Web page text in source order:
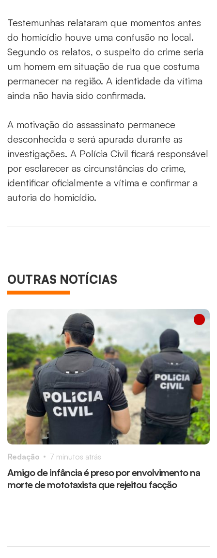
Testemunhas relataram que momentos antes
do homicídio houve uma confusão no local.
Segundo os relatos, o suspeito do crime seria
um homem em situação de rua que costuma
permanecer na região. A identidade da vítima
ainda não havia sido confirmada.
A motivação do assassinato permanece
desconhecida e será apurada durante as
investigações. A Polícia Civil ficará responsável
por esclarecer as circunstâncias do crime,
identificar oficialmente a vítima e confirmar a
autoria do homicídio.
OUTRAS NOTÍCIAS
Amigo de infância é preso por envolvimento na
morte de mototaxista que rejeitou facção
Redação 7 minutos atrás